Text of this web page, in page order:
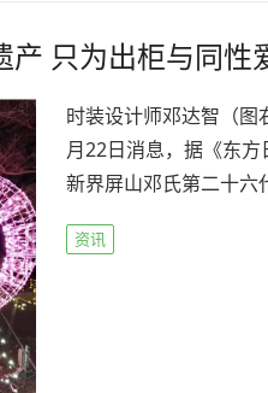
产 只为出柜与同性
时装设计师邓达智（图
月22日消息，据《东
新界屏山邓氏第二十六
资讯